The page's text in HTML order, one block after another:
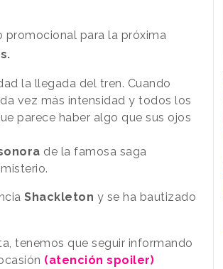
promocional para la próxima
la llegada del tren. Cuando
vez más intensidad y todos los
parece haber algo que sus ojos
de la famosa saga
Shackleton y se ha bautizado
tenemos que seguir informando
(atención spoiler)